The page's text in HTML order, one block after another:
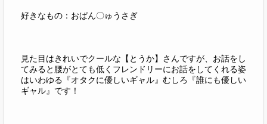
好きなもの：おぱん〇ゅうさぎ
見た目はきれいでクールな【とうか】さんですが、お話をし
てみると腰がとても低くフレンドリーにお話をしてくれる姿
はいわゆる『オタクに優しいギャル』むしろ『誰にも優しい
ギャル』です！